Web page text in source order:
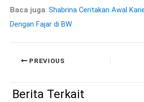
Baca juga: Shabrina Ceritakan Awal
Dengan Fajar di BW
PREVIOUS
Berita Terkait